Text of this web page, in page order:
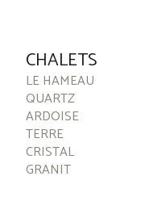
CHALETS
LE HAMEAU
QUARTZ
ARDOISE
TERRE
CRISTAL
GRANIT